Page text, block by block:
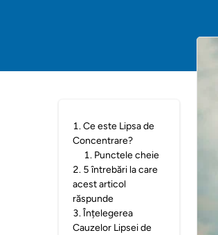
1.Ce este Lipsa de
Concentrare?
1. Punctele cheie
2. 5 întrebări la care
acest articol
răspunde
3.Înțelegerea
Cauzelor Lipsei de